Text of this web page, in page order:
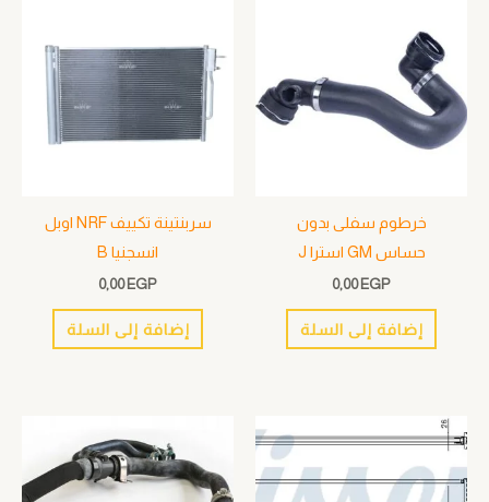
خرطوم سفلى بدون
حساس GM استرا J
0,00 EGP
إضافة إلى السلة
سربنتينة تكييف NRF اوبل
انسجنيا B
0,00 EGP
إضافة إلى السلة